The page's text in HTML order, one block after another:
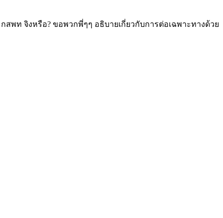
กสพท จิงหรือ? ขอพวกพี่ๆๆ อธิบายเกี่ยวกับการต่อเฉพาะทางด้วย